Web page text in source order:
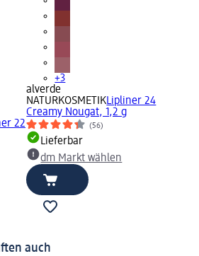
22
+3
alverde
NATURKOSMETIKLipliner 24
Creamy Nougat, 1,2 g
(56)
Lieferbar
dm Markt wählen
auch